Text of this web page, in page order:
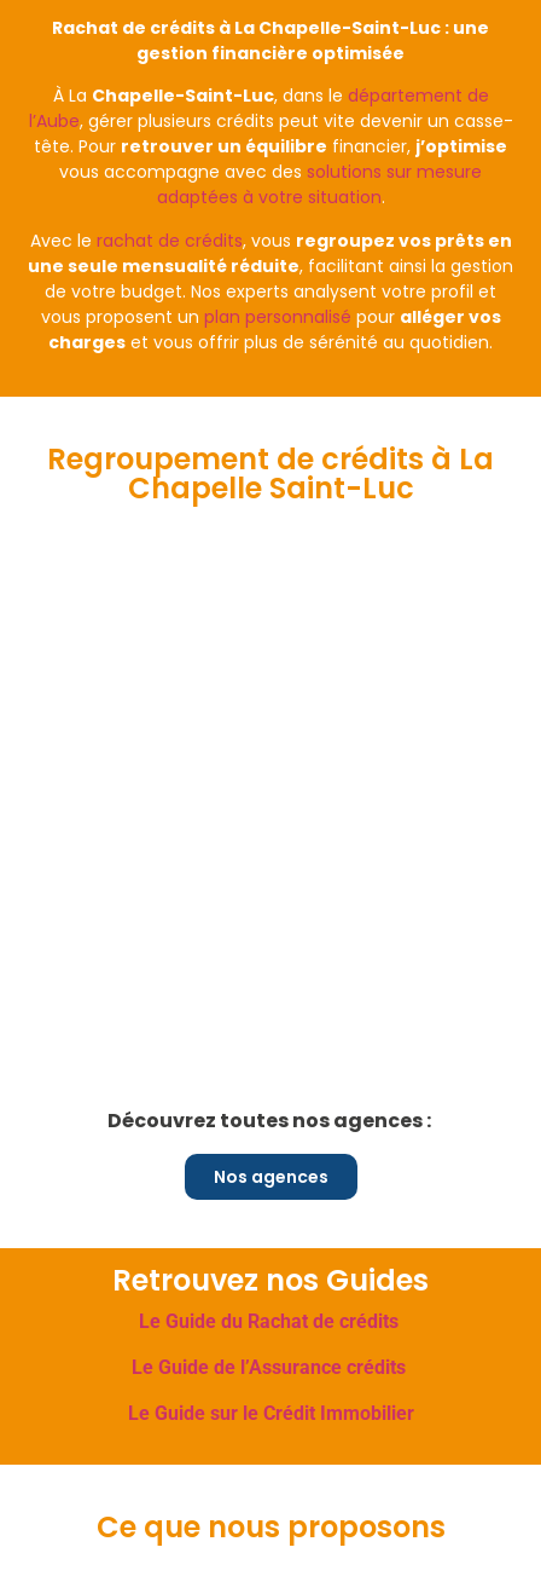
Rachat de crédits à La Chapelle-Saint-Luc : une
gestion financière optimisée
À La Chapelle-Saint-Luc, dans le département de
l’Aube, gérer plusieurs crédits peut vite devenir un casse-
tête. Pour retrouver un équilibre financier, j’optimise
vous accompagne avec des solutions sur mesure
adaptées à votre situation.
Avec le rachat de crédits, vous regroupez vos prêts en
une seule mensualité réduite, facilitant ainsi la gestion
de votre budget. Nos experts analysent votre profil et
vous proposent un plan personnalisé pour alléger vos
charges et vous offrir plus de sérénité au quotidien.
Regroupement de crédits à La
Chapelle Saint-Luc
Découvrez toutes nos agences :
Nos agences
Retrouvez nos Guides
Le Guide du Rachat de crédits
Le Guide de l’Assurance crédits
Le Guide sur le Crédit Immobilier
Ce que nous proposons